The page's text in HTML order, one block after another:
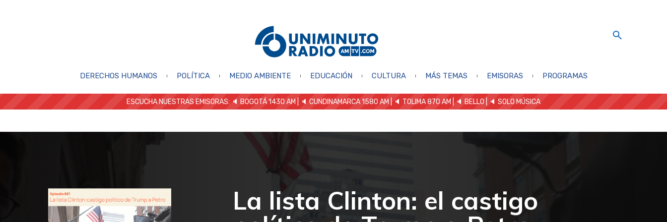
DERECHOS HUMANOS POLÍTICA MEDIO AMBIENTE EDUCACIÓN CULTURA MÁS TEMAS EMISORAS PROGRAMAS
ESCUCHA NUESTRAS EMISORAS: 🔈 BOGOTÁ 1430 AM | 🔈 CUNDINAMARCA 1580 AM | 🔈 TOLIMA 870 AM | 🔈 BELLO 🔈 SOLO MÚSICA
La lista Clinton: el castigo